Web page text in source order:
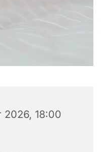
2026, 18:00